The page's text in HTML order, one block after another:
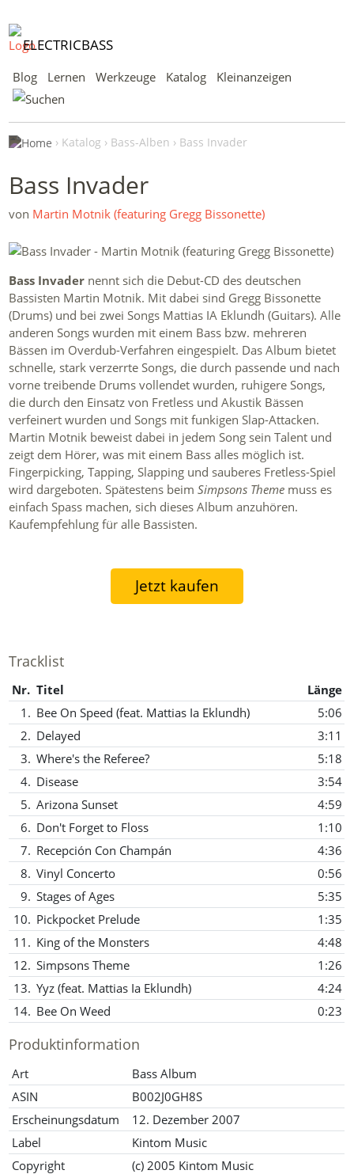
ELECTRICBASS
Blog Lernen Werkzeuge Katalog Kleinanzeigen
Katalog Bass-Alben Bass Invader
Bass Invader
von Martin Motnik (featuring Gregg Bissonette)
Bass Invader nennt sich die Debut-CD des deutschen
Bassisten Martin Motnik. Mit dabei sind Gregg Bissonette
(Drums) und bei zwei Songs Mattias IA Eklundh (Guitars). Alle
anderen Songs wurden mit einem Bass bzw. mehreren
Bässen im Overdub-Verfahren eingespielt. Das Album bietet
schnelle, stark verzerrte Songs, die durch passende und nach
vorne treibende Drums vollendet wurden, ruhigere Songs,
die durch den Einsatz von Fretless und Akustik Bässen
verfeinert wurden und Songs mit funkigen Slap-Attacken.
Martin Motnik beweist dabei in jedem Song sein Talent und
zeigt dem Hörer, was mit einem Bass alles möglich ist.
Fingerpicking, Tapping, Slapping und sauberes Fretless-Spiel
wird dargeboten. Spätestens beimSimpsons Theme muss es
einfach Spass machen, sich dieses Album anzuhören.
Kaufempfehlung für alle Bassisten.
Jetzt kaufen
Tracklist
Nr. Titel
Länge
1. Bee On Speed (feat. Mattias Ia Eklundh)
5:06
2. Delayed
3:11
3. Where's the Referee?
5:18
4. Disease
3:54
5. Arizona Sunset
4:59
6. Don't Forget to Floss
1:10
7. Recepción Con Champán
4:36
8. Vinyl Concerto
0:56
9. Stages of Ages
5:35
10. Pickpocket Prelude
1:35
11. King of the Monsters
4:48
12. Simpsons Theme
1:26
13. Yyz (feat. Mattias Ia Eklundh)
4:24
14. Bee On Weed 0:23
Produktinformation
Art
Bass Album
ASIN
B002J0GH8S
Erscheinungsdatum
12. Dezember 2007
Label
Kintom Music
Copyright
(c) 2005 Kintom Music